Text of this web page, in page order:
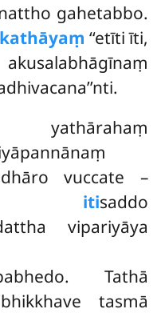
gahetabbo.
‘‘etīti īti,
vuccate –
itisaddo
vipariyāya
Tathā
tasmā